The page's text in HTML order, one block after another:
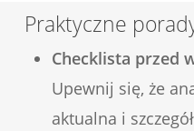
Praktyczne
Checklista przed
Upewnij się, że
aktualna i